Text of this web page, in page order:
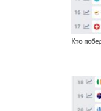
Кто